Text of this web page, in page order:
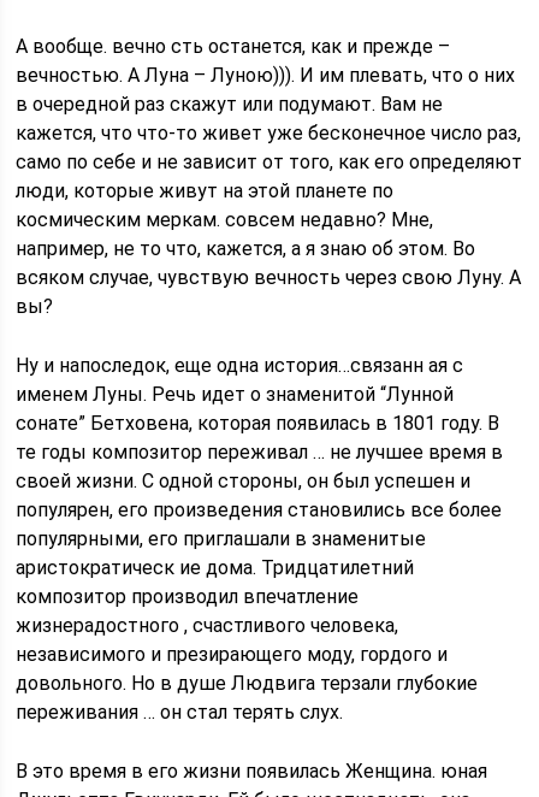
А вообще. вечно сть останется, как и прежде –
вечностью. А Луна – Луною))). И им плевать, что о них
в очередной раз скажут или подумают. Вам не
кажется, что что-то живет уже бесконечное число раз,
само по себе и не зависит от того, как его определяют
люди, которые живут на этой планете по
космическим меркам. совсем недавно? Мне,
например, не то что, кажется, а я знаю об этом. Во
всяком случае, чувствую вечность через свою Луну. А
вы?
Ну и напоследок, еще одна история…связанн ая с
именем Луны. Речь идет о знаменитой “Лунной
сонате” Бетховена, которая появилась в 1801 году. В
те годы композитор переживал … не лучшее время в
своей жизни. С одной стороны, он был успешен и
популярен, его произведения становились все более
популярными, его приглашали в знаменитые
аристократическ ие дома. Тридцатилетний
композитор производил впечатление
жизнерадостного , счастливого человека,
независимого и презирающего моду, гордого и
довольного. Но в душе Людвига терзали глубокие
переживания … он стал терять слух.
В это время в его жизни появилась Женщина. юная